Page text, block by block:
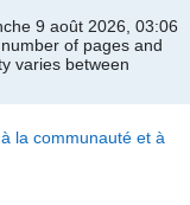
9 août 2026, 03:06
of pages and
varies between
la communauté et à